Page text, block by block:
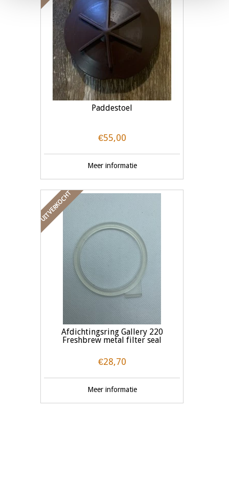
Paddestoel
€55,00
Meer informatie
UITVERKOCHT
Afdichtingsring Gallery 220
Freshbrew metal filter seal
€28,70
Meer informatie